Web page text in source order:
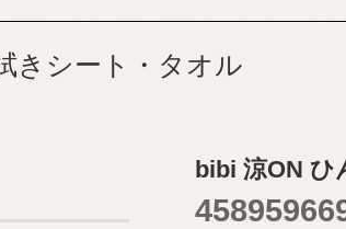
きシート・タオル
bibi 涼ON ひ